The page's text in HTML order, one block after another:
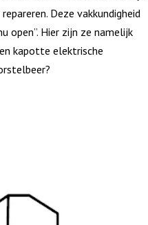
Deze vakkundigheid
open”. Hier zijn ze namelijk
kapotte elektrische